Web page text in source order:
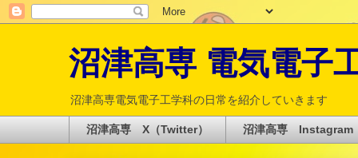
沼津高専 電気電子
沼津高専電気電子工学科の日常を紹介していきます
沼津高専 X（Twitter） 沼津高専 Instagram